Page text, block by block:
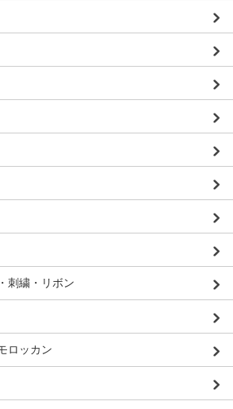
刺繍・リボン
ロッカン